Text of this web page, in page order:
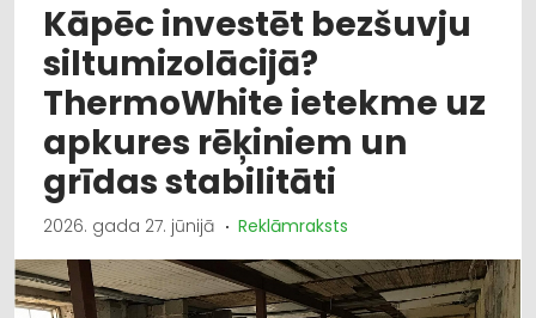
Kāpēc investēt bezšuvju
siltumizolācijā?
ThermoWhite ietekme uz
apkures rēķiniem un
grīdas stabilitāti
2026. gada 27. jūnijā Reklāmraksts